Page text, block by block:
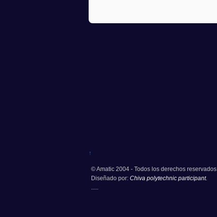
↑
© Amatic 2004 - Todos los derechos
Diseñado por: Chiva polytechnic participant.